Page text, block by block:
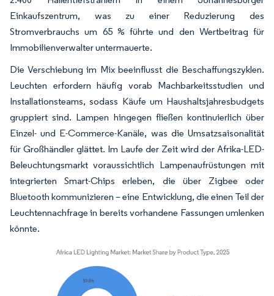
Einkaufszentrum, was zu einer Reduzierung des
Stromverbrauchs um 65 % führte und den Wertbeitrag für
Immobilienverwalter untermauerte.
Die Verschiebung im Mix beeinflusst die Beschaffungszyklen.
Leuchten erfordern häufig vorab Machbarkeitsstudien und
Installationsteams, sodass Käufe um Haushaltsjahresbudgets
gruppiert sind. Lampen hingegen fließen kontinuierlich über
Einzel- und E-Commerce-Kanäle, was die Umsatzsaisonalität
für Großhändler glättet. Im Laufe der Zeit wird der Afrika-LED-
Beleuchtungsmarkt voraussichtlich Lampenaufrüstungen mit
integrierten Smart-Chips erleben, die über Zigbee oder
Bluetooth kommunizieren – eine Entwicklung, die einen Teil der
Leuchtennachfrage in bereits vorhandene Fassungen umlenken
könnte.